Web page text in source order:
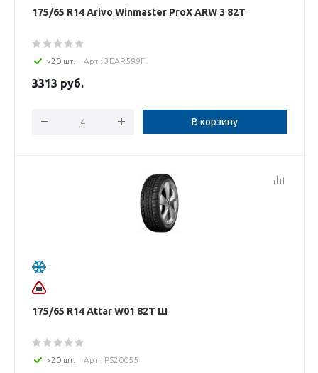
175/65 R14 Arivo Winmaster ProX ARW 3 82T
>20 шт. Арт : 3EAR599F
3313 руб.
В корзину
175/65 R14 Attar W01 82Т Ш
>20 шт. Арт : PS20055